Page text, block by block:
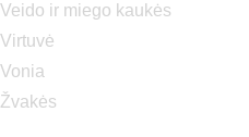
Veido ir miego kaukės
Virtuvė
Vonia
Žvakės